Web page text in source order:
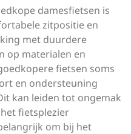
damesfietsen is
zitpositie en
met duurdere
op materialen en
fietsen soms
en ondersteuning
kan leiden tot ongemak
fietsplezier
om bij het